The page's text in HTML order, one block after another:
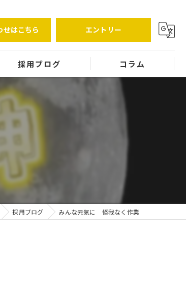
せはこちら エントリー
採用ブログ コラム
採用ブログ みんな元気に 怪我なく作業